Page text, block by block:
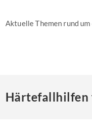
Aktuelle Themen rund